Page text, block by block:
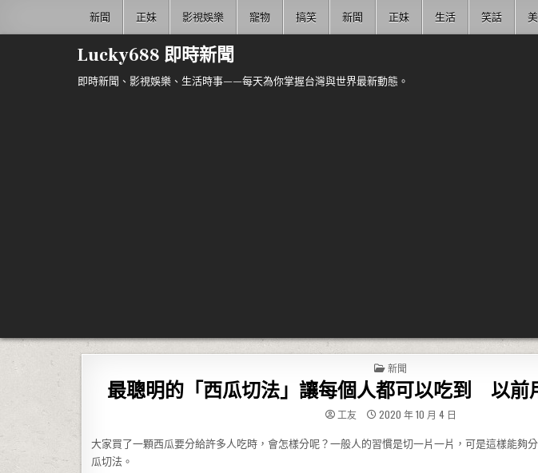
新聞 正妹 影視娛樂 寵物 搞笑 新聞 正妹 生活 笑話
Lucky688 即時新聞
即時新聞、影視娛樂、生活時事——每天為你掌握台灣與世界最新動態。
POSTED IN
新聞
最聰明的「西瓜切法」讓每個人都可以吃到 以前
工友 2020 年 10 月 4 日
大家買了一顆西瓜要分給許多人吃時，會怎樣分呢？一般人的習慣是切一片一片，可是這樣能夠
瓜切法。